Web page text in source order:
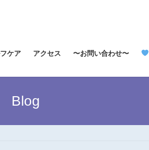
ケア アクセス 〜お問い合わせ〜
Blog